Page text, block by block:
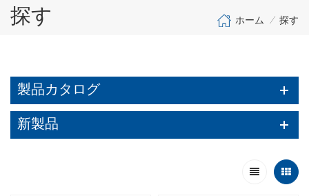
探す ホーム / 探す
製品カタログ
新製品